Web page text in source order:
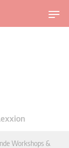
U
m
Workshops &